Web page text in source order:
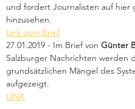
und fordert Journalisten auf hier
hinzusehen.
Link zum Brief
27.01.2019 - Im Brief von Günter
Salzburger Nachrichten werden
grundsätzlichen Mängel des
aufgezeigt.
LINK